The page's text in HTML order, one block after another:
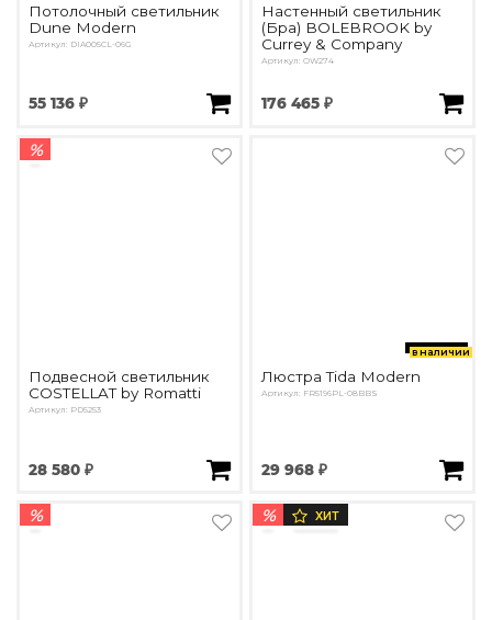
Потолочный светильник
Dune Modern
Артикул: DIA005CL-06G
55 136 ₽
Настенный светильник
(Бра) BOLEBROOK by
Currey & Company
Артикул: OW274
176 465 ₽
%
Подвесной светильник
COSTELLAT by Romatti
Артикул: PD5253
28 580 ₽
в наличии
Люстра Tida Modern
Артикул: FR5196PL-08BBS
29 968 ₽
% % ХИТ